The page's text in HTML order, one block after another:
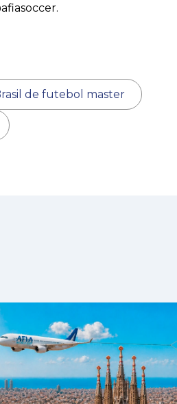
de futebol master